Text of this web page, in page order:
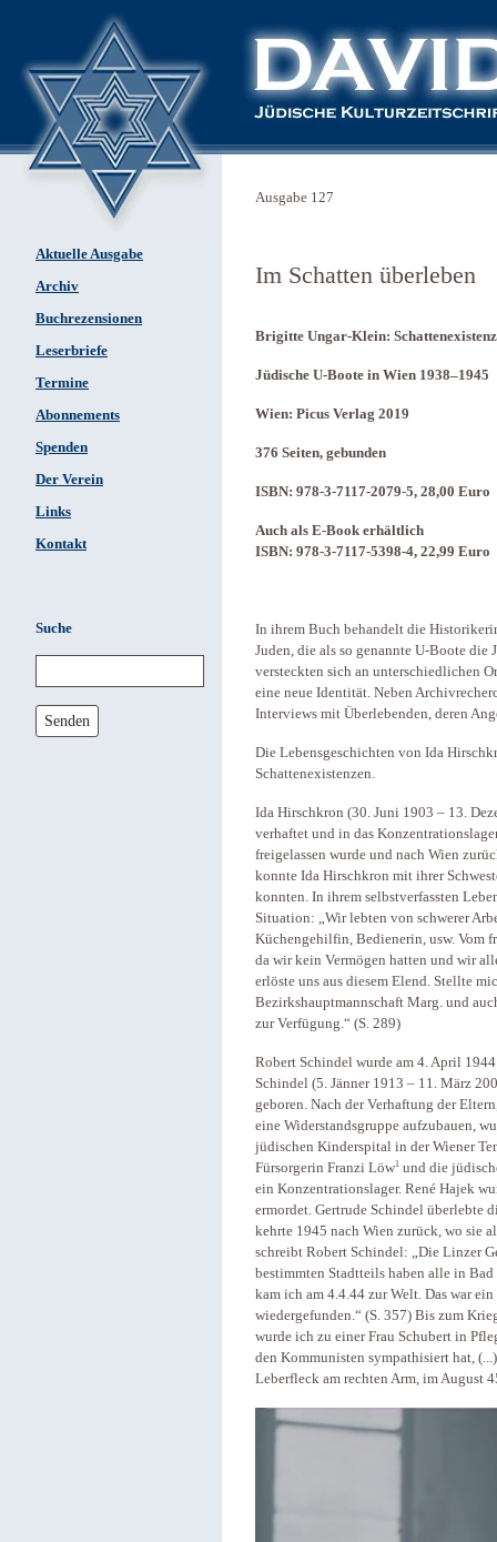
Aktuelle Ausgabe
Archiv
Buchrezensionen
Leserbriefe
Termine
Abonnements
Spenden
Der Verein
Links
Kontakt
Suche
Senden
Ausgabe 127
Im Schatten überleben
Brigitte Ungar-Klein:
Jüdische U-Boote in Wien 1938–1945
Wien: Picus Verlag 2019
376 Seiten, gebunden
ISBN: 978-3-7117-2079-5, 28,00 Euro
Auch als E-Book erhältlich
ISBN: 978-3-7117-5398-4, 22,99 Euro
In ihrem Buch behandelt die
Juden, die als so genannte U-Boote
versteckten sich an unterschiedlichen
eine neue Identität. Neben
Interviews mit Überlebenden, deren
Die Lebensgeschichten von Ida
Schattenexistenzen.
Ida Hirschkron (30. Juni 1903 – 13.
verhaftet und in das
freigelassen wurde und nach Wien
konnte Ida Hirschkron mit ihrer
konnten. In ihrem selbstverfassten
Situation: „Wir lebten von schwerer
Küchengehilfin, Bedienerin, usw. Vom
da wir kein Vermögen hatten und wir
erlöste uns aus diesem Elend. Stellte
Bezirkshauptmannschaft Marg. und
zur Verfügung.“ (S. 289)
Robert Schindel wurde am 4. April
Schindel (5. Jänner 1913 – 11. März
geboren. Nach der Verhaftung der
eine Widerstandsgruppe aufzubauen,
jüdischen Kinderspital in der Wiener
Fürsorgerin Franzi Löw1 und die
ein Konzentrationslager. René Hajek
ermordet. Gertrude Schindel überlebte
kehrte 1945 nach Wien zurück, wo sie
schreibt Robert Schindel: „Die Linzer
bestimmten Stadtteils haben alle in
kam ich am 4.4.44 zur Welt. Das war
wiedergefunden.“ (S. 357) Bis zum
wurde ich zu einer Frau Schubert in
den Kommunisten sympathisiert hat,
Leberfleck am rechten Arm, im August